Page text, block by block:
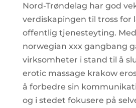
Nord-Trøndelag har god
verdiskapingen til tross for
offentlig tjenesteyting.
norwegian xxx gangbang
virksomheter i stand til å
erotic massage krakow
å forbedre sin
og i stedet fokusere på